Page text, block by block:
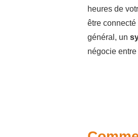
heures de
être connecté
général, un
négocie